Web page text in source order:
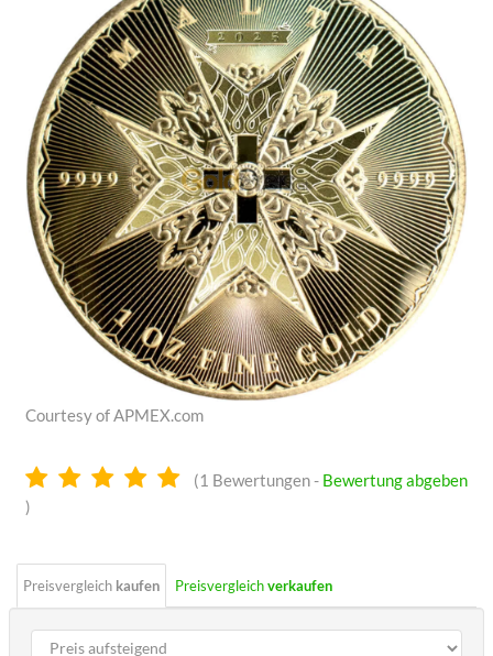
Courtesy of APMEX.com
5.0
(1 Bewertungen - Bewertung abgeben
)
Preisvergleich kaufen Preisvergleichverkaufen